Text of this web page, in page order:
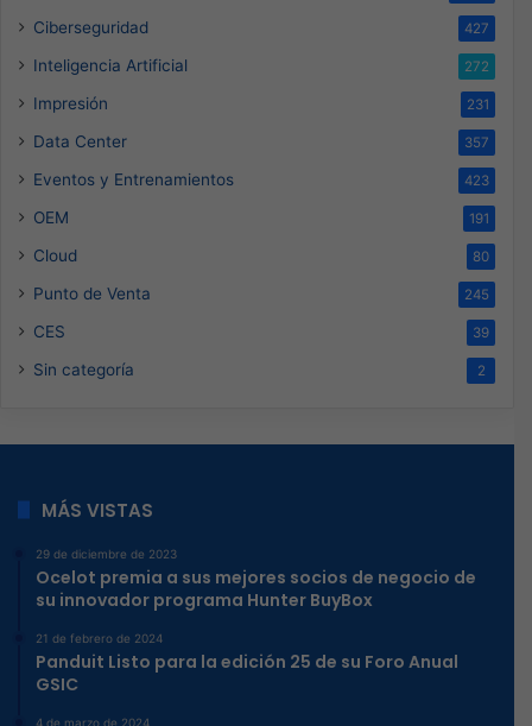
Ciberseguridad 427
Inteligencia Artificial 272
Impresión 231
Data Center 357
Eventos y Entrenamientos 423
OEM 191
Cloud 80
Punto de Venta 245
CES 39
Sin categoría 2
MÁS VISTAS
29 de diciembre de 2023
Ocelot premia a sus mejores socios de negocio de
su innovador programa Hunter BuyBox
21 de febrero de 2024
Panduit Listo para la edición 25 de su Foro Anual
GSIC
4 de marzo de 2024